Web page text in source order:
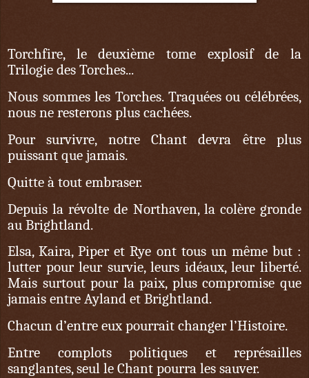
Torchfire, le deuxième tome explosif de la
Trilogie des Torches...
Nous sommes les Torches. Traquées ou célébrées,
nous ne resterons plus cachées.
Pour survivre, notre Chant devra être plus
puissant que jamais.
Quitte à tout embraser.
Depuis la révolte de Northaven, la colère gronde
au Brightland.
Elsa, Kaira, Piper et Rye ont tous un même but :
lutter pour leur survie, leurs idéaux, leur liberté.
Mais surtout pour la paix, plus compromise que
jamais entre Ayland et Brightland.
Chacun d’entre eux pourrait changer l’Histoire.
Entre complots politiques et représailles
sanglantes, seul le Chant pourra les sauver.